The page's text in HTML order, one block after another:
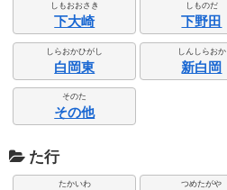
しもおおさき
下大崎
しものだ
下野田
しらおかひがし
白岡東
しんしらおか
新白岡
そのた
その他
た行
たかいわ つめたがや